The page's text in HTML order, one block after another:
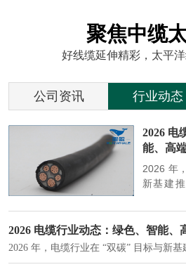
聚焦中缆
好线缆延伸精彩，太平
公司资讯 行业动态
2026 电
能、高
2026 年
新基建
大清晰趋
2026 电缆行业动态：绿色、智能、